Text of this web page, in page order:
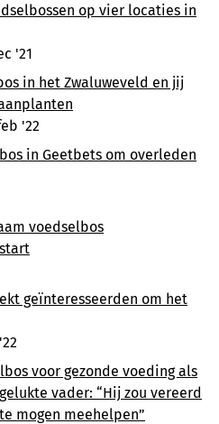
op vier locaties in
'21
in het Zwaluweveld en jij
'22
in Geetbets om overleden
voedselbos
geïnteresseerden om het
voor gezonde voeding als
vader: “Hij zou vereerd
mogen meehelpen”